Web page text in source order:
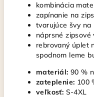
kombinácia
zapínanie na zips
tvarujúce švy na
náprsné zipsové
rebrovaný úplet
spodnom leme
materiál: 90 %
zateplenie: 100
veľkosť: S-4XL